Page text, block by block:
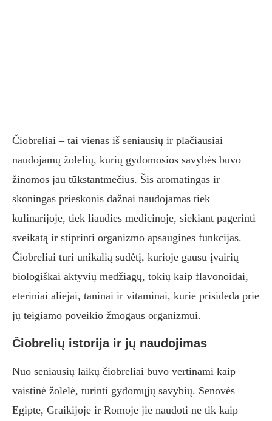
Čiobreliai – tai vienas iš seniausių ir plačiausiai
naudojamų žolelių, kurių gydomosios savybės buvo
žinomos jau tūkstantmečius. Šis aromatingas ir
skoningas prieskonis dažnai naudojamas tiek
kulinarijoje, tiek liaudies medicinoje, siekiant pagerinti
sveikatą ir stiprinti organizmo apsaugines funkcijas.
Čiobreliai turi unikalią sudėtį, kurioje gausu įvairių
biologiškai aktyvių medžiagų, tokių kaip flavonoidai,
eteriniai aliejai, taninai ir vitaminai, kurie prisideda prie
jų teigiamo poveikio žmogaus organizmui.
Čiobrelių istorija ir jų naudojimas
Nuo seniausių laikų čiobreliai buvo vertinami kaip
vaistinė žolelė, turinti gydomųjų savybių. Senovės
Egipte, Graikijoje ir Romoje jie naudoti ne tik kaip